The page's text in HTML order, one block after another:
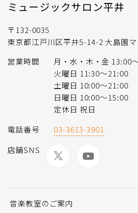
ミュージックサロン平井
〒132-0035
東京都江戸川区平井5-14-2 大島園
営業時間
月・水・木・金 13:00
火曜日 11:30～21:00
土曜日 10:00〜21:00
日曜日 10:00〜15:00
定休日 祝日
電話番号
03-3613-3901
店舗SNS
音楽教室のご案内